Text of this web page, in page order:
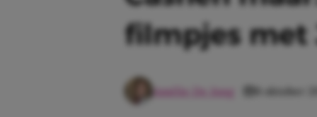
filmpjes met
Amélie De Jong